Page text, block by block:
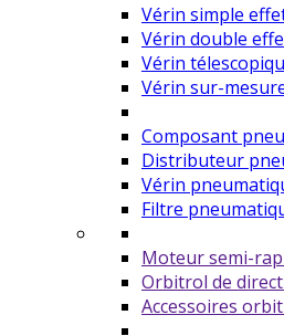
Vérin simple
Vérin double
Vérin
Vérin sur-
Composant
Distributeur
Vérin
Filtre
Moteur semi-
Orbitrol de
Accessoires